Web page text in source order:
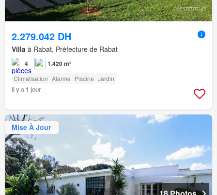
2.279.042 DH
Villa à Rabat, Préfecture de Rabat
4 1.420 m²
Climatisation Alarme Piscine Jardin
Il y a 1 jour
Mise À Jour